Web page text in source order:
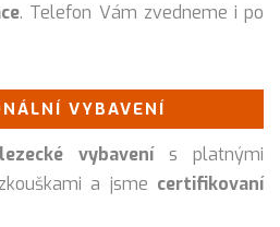
. Telefon Vám zvedneme i po
VYBAVENÍ
vybavenís platnými
a jsme certifikovaní